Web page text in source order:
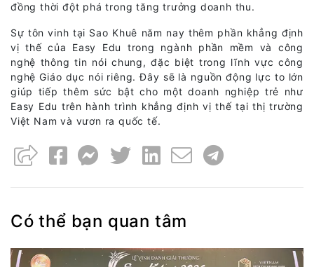
đồng thời đột phá trong tăng trưởng doanh thu.
Sự tôn vinh tại Sao Khuê năm nay thêm phần khẳng định
vị thế của Easy Edu trong ngành phần mềm và công
nghệ thông tin nói chung, đặc biệt trong lĩnh vực công
nghệ Giáo dục nói riêng. Đây sẽ là nguồn động lực to lớn
giúp tiếp thêm sức bật cho một doanh nghiệp trẻ như
Easy Edu trên hành trình khẳng định vị thế tại thị trường
Việt Nam và vươn ra quốc tế.
Có thể bạn quan tâm